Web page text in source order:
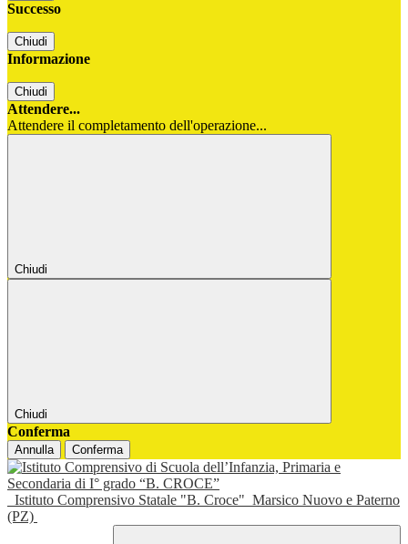
Successo
Chiudi
Informazione
Chiudi
Attendere...
Attendere il completamento dell'operazione...
Chiudi
Chiudi
Conferma
Annulla Conferma
Istituto Comprensivo Statale "B. Croce" Marsico Nuovo e Paterno
(PZ)